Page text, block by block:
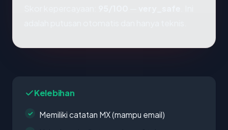
Kelebihan
Memiliki catatan MX (mampu email)